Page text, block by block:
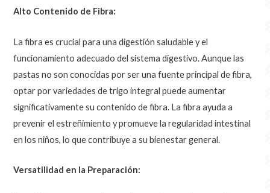
Alto Contenido de Fibra:
La fibra es crucial para una digestión saludable y el
funcionamiento adecuado del sistema digestivo. Aunque las
pastas no son conocidas por ser una fuente principal de fibra,
optar por variedades de trigo integral puede aumentar
significativamente su contenido de fibra. La fibra ayuda a
prevenir el estreñimiento y promueve la regularidad intestinal
en los niños, lo que contribuye a su bienestar general.
Versatilidad en la Preparación: